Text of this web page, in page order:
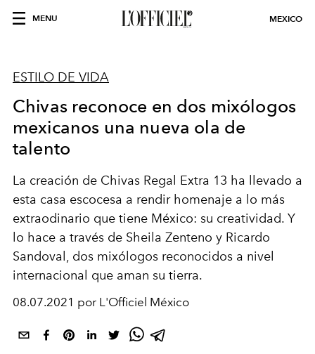
MENU MEXICO
ESTILO DE VIDA
Chivas reconoce en dos mixólogos
mexicanos una nueva ola de
talento
La creación de Chivas Regal Extra 13 ha llevado a
esta casa escocesa a rendir homenaje a lo más
extraodinario que tiene México: su creatividad. Y
lo hace a través de Sheila Zenteno y Ricardo
Sandoval, dos mixólogos reconocidos a nivel
internacional que aman su tierra.
08.07.2021 por L'Officiel México